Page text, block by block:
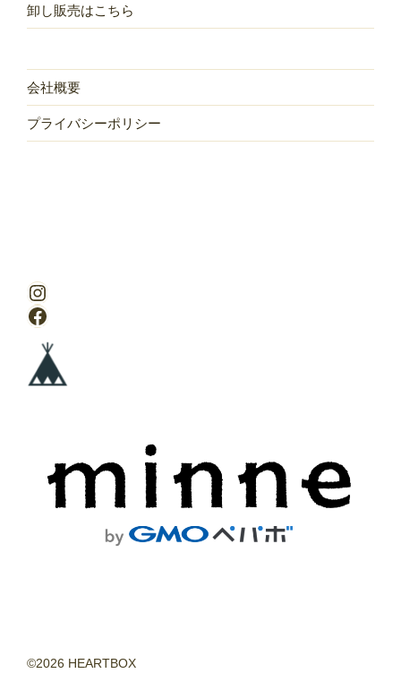
卸し販売はこちら
会社概要
プライバシーポリシー
Instagram
Facebook
©2026 HEARTBOX